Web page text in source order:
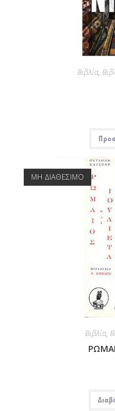
Βιβλία,
ΜΗ ΔΙΑΘΕΣΙΜΟ
Βιβλία,